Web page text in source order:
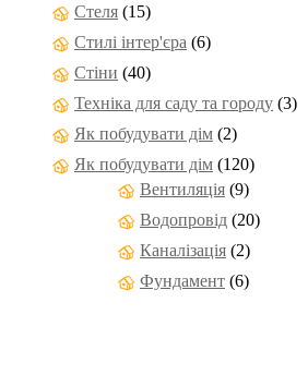
Стеля (15)
Стилі інтер'єра (6)
Стіни (40)
Техніка для саду та городу (3)
Як побудувати дім (2)
Як побудувати дім (120)
Вентиляція (9)
Водопровід (20)
Каналізація (2)
Фундамент (6)